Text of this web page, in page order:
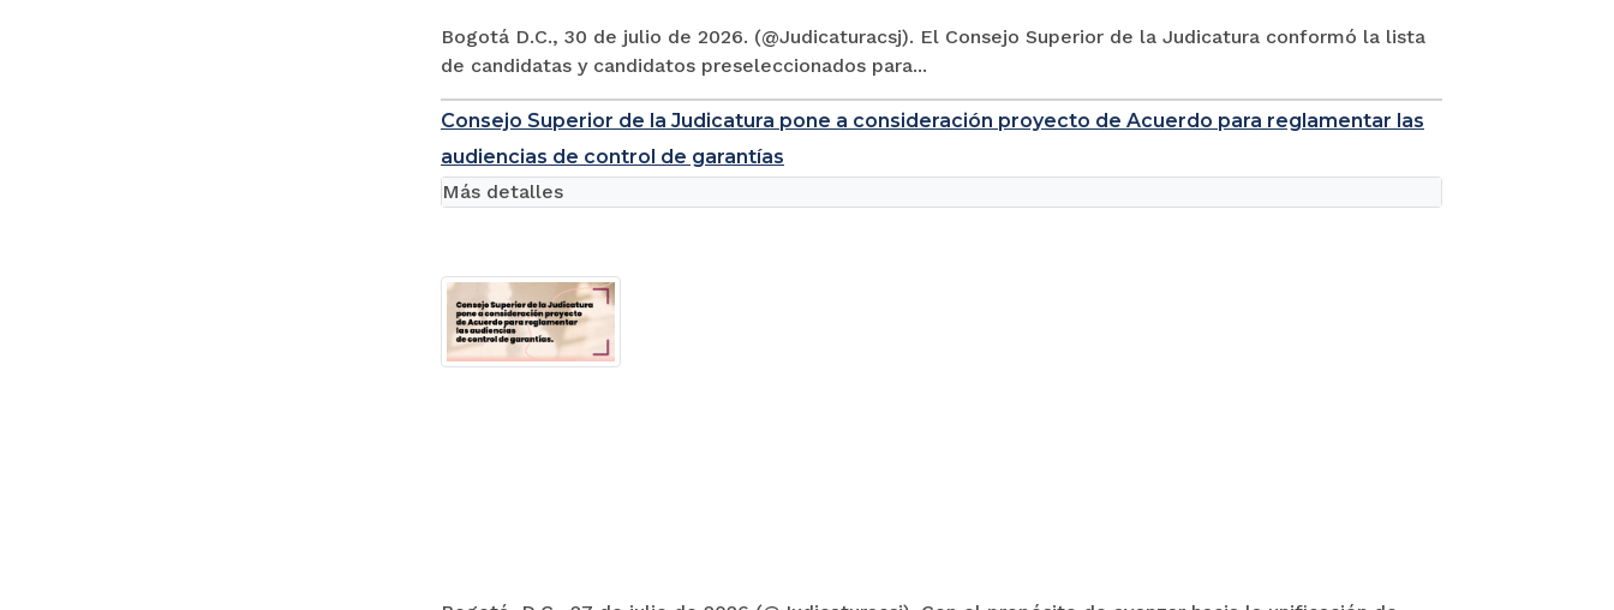
Bogotá D.C., 30 de julio de 2026. (@Judicaturacsj). El Consejo Superior de la Judicatura conformó la lista
de candidatas y candidatos preseleccionados para...
Consejo Superior de la Judicatura pone a consideración proyecto de Acuerdo para reglamentar las
audiencias de control de garantías
Más detalles